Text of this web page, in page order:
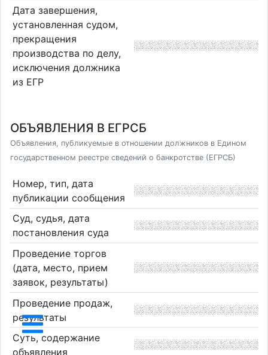
Дата завершения,
установленная судом,
прекращения
производства по делу,
исключения должника
из ЕГР
ОБЪЯВЛЕНИЯ В ЕГРСБ
Объявления, публикуемые в отношении должников в Едином
государственном реестре сведений о банкротстве (ЕГРСБ)
Номер, тип, дата
публикации сообщения
Суд, судья, дата
постановления суда
Проведение торгов
(дата, место, прием
заявок, результаты)
Проведение продаж,
результаты
Суть, содержание
объявления